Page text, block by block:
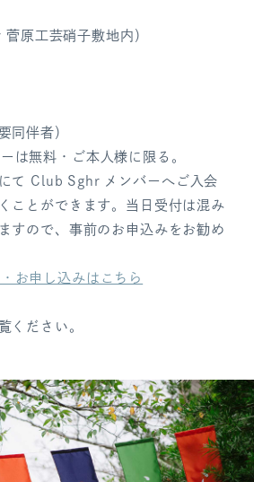
原工芸硝子敷地内）
同伴者）
は無料・ご本人様に限る。
て Club Sghr メンバーへご入会
ことができます。当日受付は混み
すので、事前のお申込みをお勧め
お申し込みはこちら
ください。